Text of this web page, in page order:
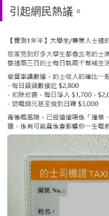
引起網民熱議。